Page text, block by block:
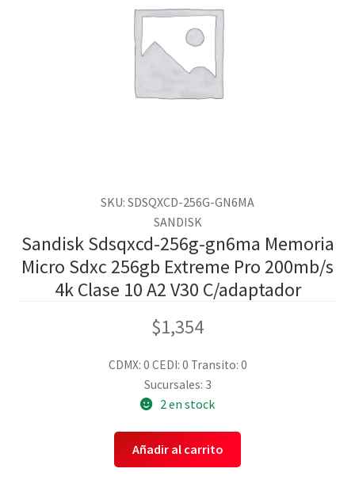
SKU: SDSQXCD-256G-GN6MA
SANDISK
Sandisk Sdsqxcd-256g-gn6ma Memoria
Micro Sdxc 256gb Extreme Pro 200mb/s
4k Clase 10 A2 V30 C/adaptador
$1,354
CDMX: 0 CEDI: 0 Transito: 0
Sucursales: 3
2 en stock
Añadir al carrito